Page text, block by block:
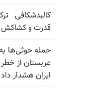
قدرت و کشاکش
عربستان از
ایران هشدار داد